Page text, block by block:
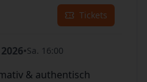
Tickets
•Sa. 16:00
& authentisch